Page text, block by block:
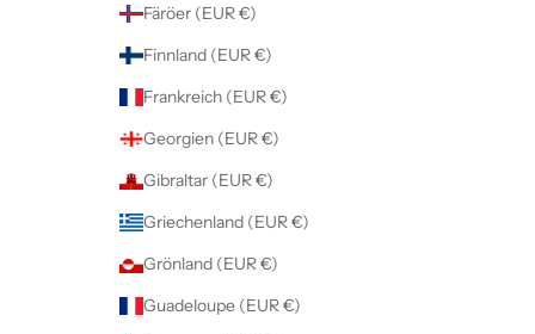
Färöer (EUR €)
Finnland (EUR €)
Frankreich (EUR €)
Georgien (EUR €)
Gibraltar (EUR €)
Griechenland (EUR €)
Grönland (EUR €)
Guadeloupe (EUR €)